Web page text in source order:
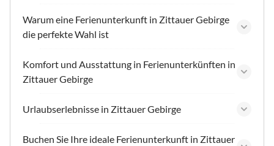
Warum eine Ferienunterkunft in Zittauer Gebirge
die perfekte Wahl ist
Komfort und Ausstattung in Ferienunterkünften in
Zittauer Gebirge
Urlaubserlebnisse in Zittauer Gebirge
Buchen Sie Ihre ideale Ferienunterkunft in Zittauer